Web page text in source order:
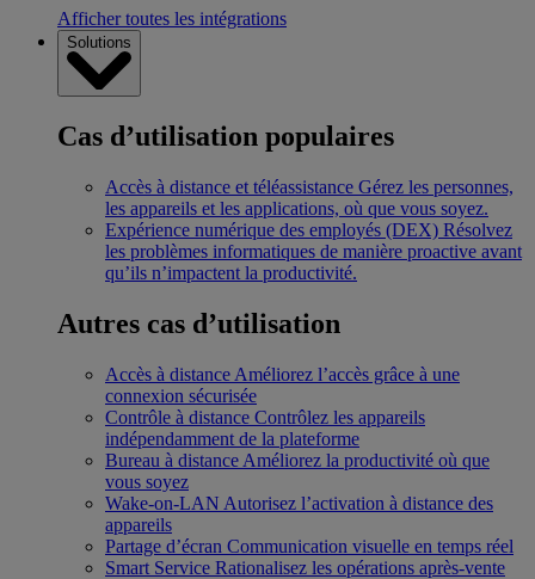
Afficher toutes les intégrations
Solutions
Cas d’utilisation populaires
Accès à distance et téléassistance Gérez les personnes,
les appareils et les applications, où que vous soyez.
Expérience numérique des employés (DEX) Résolvez
les problèmes informatiques de manière proactive avant
qu’ils n’impactent la productivité.
Autres cas d’utilisation
Accès à distance Améliorez l’accès grâce à une
connexion sécurisée
Contrôle à distance Contrôlez les appareils
indépendamment de la plateforme
Bureau à distance Améliorez la productivité où que
vous soyez
Wake-on-LAN Autorisez l’activation à distance des
appareils
Partage d’écran Communication visuelle en temps réel
Smart Service Rationalisez les opérations après-vente